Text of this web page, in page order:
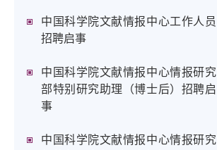
中国科学院文献情报中心工作人员
招聘启事
中国科学院文献情报中心情报研究
部特别研究助理（博士后）招聘启
事
中国科学院文献情报中心情报研究